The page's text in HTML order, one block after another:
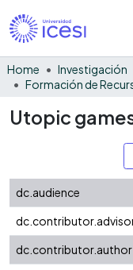
Home Investigación
Utopic
dc.audience
dc.contributor.author